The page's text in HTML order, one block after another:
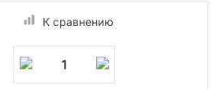
К сравнению
1